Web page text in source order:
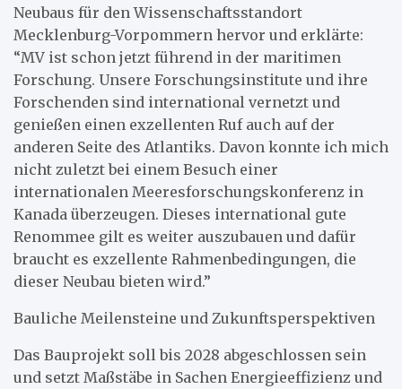
Neubaus für den Wissenschaftsstandort
Mecklenburg-Vorpommern hervor und erklärte:
“MV ist schon jetzt führend in der maritimen
Forschung. Unsere Forschungsinstitute und ihre
Forschenden sind international vernetzt und
genießen einen exzellenten Ruf auch auf der
anderen Seite des Atlantiks. Davon konnte ich mich
nicht zuletzt bei einem Besuch einer
internationalen Meeresforschungskonferenz in
Kanada überzeugen. Dieses international gute
Renommee gilt es weiter auszubauen und dafür
braucht es exzellente Rahmenbedingungen, die
dieser Neubau bieten wird.”
Bauliche Meilensteine und Zukunftsperspektiven
Das Bauprojekt soll bis 2028 abgeschlossen sein
und setzt Maßstäbe in Sachen Energieeffizienz und